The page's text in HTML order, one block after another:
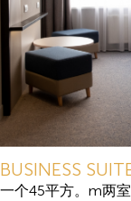
BUSINESS
一个45平方。m两